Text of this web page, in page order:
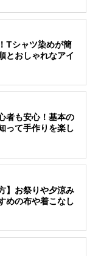
Tシャツ染めが簡
とおしゃれなアイ
者も安心！基本の
って手作りを楽し
】お祭りや夕涼み
めの布や着こなし